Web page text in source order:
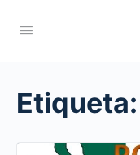
Etiqueta: